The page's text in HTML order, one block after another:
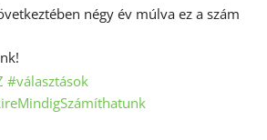
négy év múlva ez a szám
#választások